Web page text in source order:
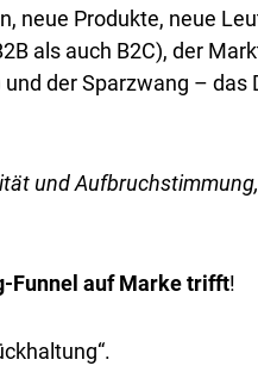
neue Produkte, neue
als auch B2C), der
der Sparzwang –
und
Funnel auf Marke trifft!